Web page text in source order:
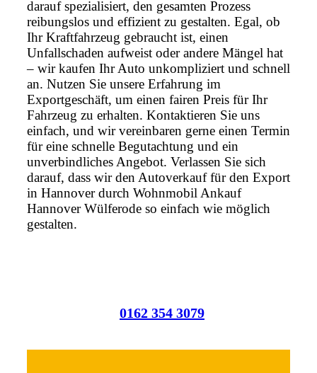
darauf spezialisiert, den gesamten Prozess
reibungslos und effizient zu gestalten. Egal, ob
Ihr Kraftfahrzeug gebraucht ist, einen
Unfallschaden aufweist oder andere Mängel hat
– wir kaufen Ihr Auto unkompliziert und schnell
an. Nutzen Sie unsere Erfahrung im
Exportgeschäft, um einen fairen Preis für Ihr
Fahrzeug zu erhalten. Kontaktieren Sie uns
einfach, und wir vereinbaren gerne einen Termin
für eine schnelle Begutachtung und ein
unverbindliches Angebot. Verlassen Sie sich
darauf, dass wir den Autoverkauf für den Export
in Hannover durch Wohnmobil Ankauf
Hannover Wülferode so einfach wie möglich
gestalten.
0162 354 3079